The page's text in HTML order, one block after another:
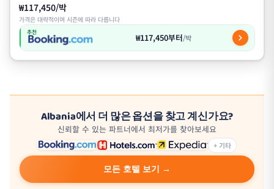
₩117,450/박
가격은 대략적이며 시즌에 따라 다릅니다
추천 ₩117,450부터/박
Albania에서 더 많은 옵션을 찾고 계신가요?
신뢰할 수 있는 파트너에서 최저가를 찾아보세요
+ 기타
모든 호텔 보기 →